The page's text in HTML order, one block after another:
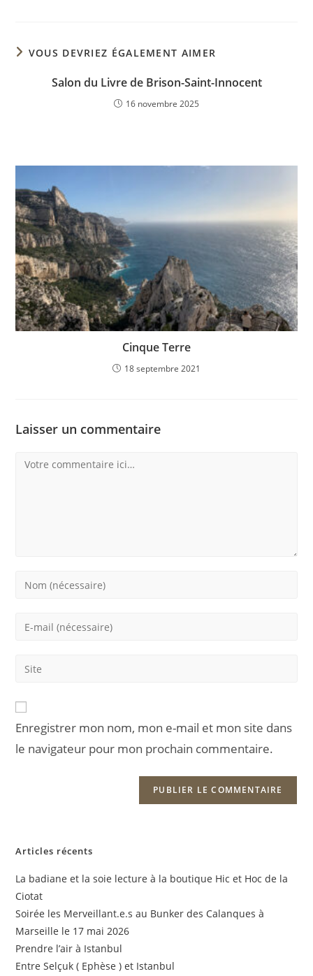
VOUS DEVRIEZ ÉGALEMENT AIMER
Salon du Livre de Brison-Saint-Innocent
16 novembre 2025
Cinque Terre
18 septembre 2021
Laisser un commentaire
Comment
Enter
Enter
address
Saisir
votre
site
(facultatif)
Enregistrer mon nom, mon e-mail et mon site dans
le navigateur pour mon prochain commentaire.
Articles récents
La badiane et la soie lecture à la boutique Hic et Hoc de la
Ciotat
Soirée les Merveillant.e.s au Bunker des Calanques à
Marseille le 17 mai 2026
Prendre l’air à Istanbul
Entre Selçuk ( Ephèse ) et Istanbul